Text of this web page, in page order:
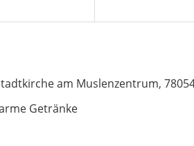
am Muslenzentrum,
Getränke